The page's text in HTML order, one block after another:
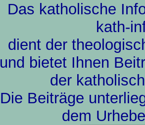
Das katholische
kath-
dient der
und bietet Ihnen
der
Die Beiträge
dem